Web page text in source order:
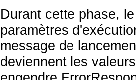
Durant cette phase,
paramètres
message de
deviennent les